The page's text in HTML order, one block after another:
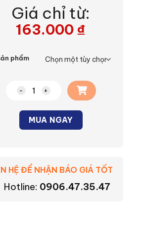
Giá chỉ từ:
163.000 ₫
phẩm
Bộ ổ cắm CATV Moderva
MUA NGAY
HỆ ĐỂ NHẬN BÁO GIÁ TỐT
Hotline: 0906.47.35.47